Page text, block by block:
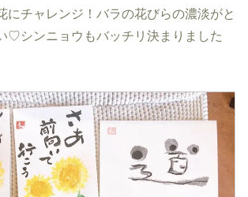
にチャレンジ！バラの花びらの濃淡がと
♡シンニョウもバッチリ決まりました